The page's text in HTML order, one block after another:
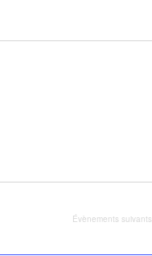
Évènements suivants